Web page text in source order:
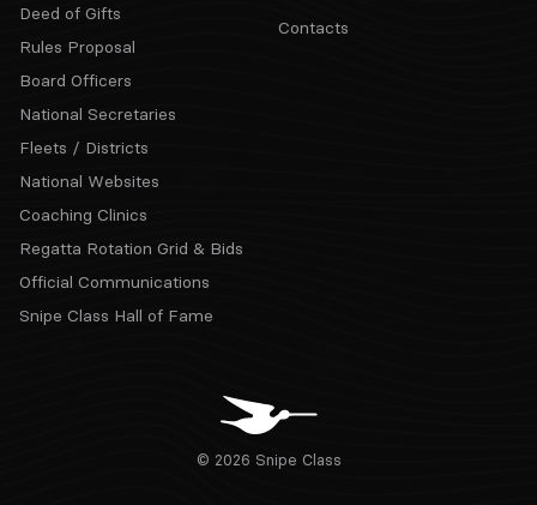
Deed of Gifts
Rules Proposal
Board Officers
National Secretaries
Fleets / Districts
National Websites
Coaching Clinics
Regatta Rotation Grid & Bids
Official Communications
Snipe Class Hall of Fame
Contacts
© 2026 Snipe Class